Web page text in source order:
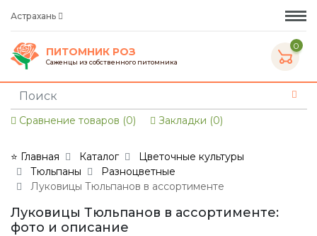
Астрахань
ПИТОМНИК РОЗ
Саженцы из собственного питомника
0
Сравнение товаров (0) Закладки (0)
⭐ Главная Каталог
Цветочные культуры
Тюльпаны
Разноцветные
Луковицы Тюльпанов в ассортименте
Луковицы Тюльпанов в ассортименте:
фото и описание